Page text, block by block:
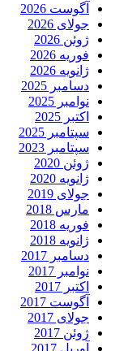
آگوست 2026
جولای 2026
ژوئن 2026
فوریه 2026
ژانویه 2026
دسامبر 2025
نوامبر 2025
اکتبر 2025
سپتامبر 2025
سپتامبر 2023
ژوئن 2020
ژانویه 2020
جولای 2019
مارس 2018
فوریه 2018
ژانویه 2018
دسامبر 2017
نوامبر 2017
اکتبر 2017
آگوست 2017
جولای 2017
ژوئن 2017
آوریل 2017